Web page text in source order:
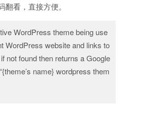
看，直接方便。
WordPress theme being use
WordPress website and links to
not found then returns a Google
name} wordpress them